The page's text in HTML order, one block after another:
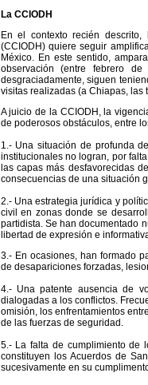
La CCIODH
En el contexto recién
(CCIODH) quiere seguir
México. En este sentido,
observación (entre febrero
desgraciadamente, siguen
visitas realizadas (a Chiapas, las
A juicio de la CCIODH, la
de poderosos obstáculos, entre
1.- Una situación de profunda
institucionales no logran, por
las capas más desfavorecidas
consecuencias de una situación
2.- Una estrategia jurídica y
civil en zonas donde se
partidista. Se han documentado
libertad de expresión e
3.- En ocasiones, han formado
de desapariciones forzadas,
4.- Una patente ausencia de
dialogadas a los conflictos.
omisión, los enfrentamientos
de las fuerzas de seguridad.
5.- La falta de cumplimiento de
constituyen los Acuerdos de
sucesivamente en su